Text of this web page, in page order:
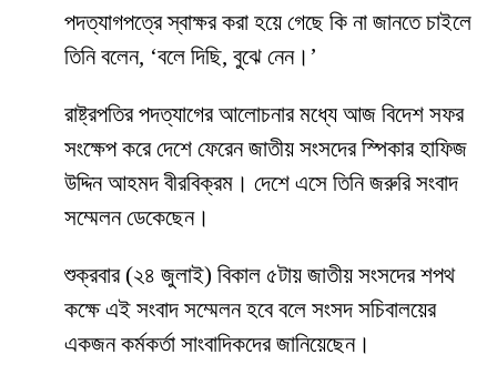
পদত্যাগপত্রে স্বাক্ষর করা হয়ে গেছে কি না জানতে চাইলে
তিনি বলেন, ‘বলে দিছি, বুঝে নেন।’
রাষ্ট্রপতির পদত্যাগের আলোচনার মধ্যে আজ বিদেশ সফর
সংক্ষেপ করে দেশে ফেরেন জাতীয় সংসদের স্পিকার হাফিজ
উদ্দিন আহমদ বীরবিক্রম। দেশে এসে তিনি জরুরি সংবাদ
সম্মেলন ডেকেছেন।
শুক্রবার (২৪ জুলাই) বিকাল ৫টায় জাতীয় সংসদের শপথ
কক্ষে এই সংবাদ সম্মেলন হবে বলে সংসদ সচিবালয়ের
একজন কর্মকর্তা সাংবাদিকদের জানিয়েছেন।